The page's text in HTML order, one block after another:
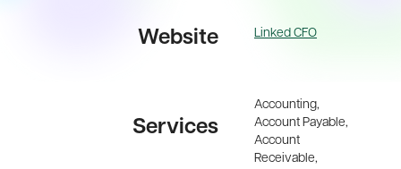
Website Linked CFO
Services
Accounting,
Account Payable,
Account
Receivable,